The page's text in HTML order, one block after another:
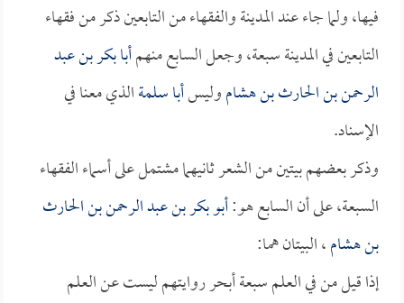
فيها، ولما جاء عند المدينة والفقهاء من التابعين ذكر من فقهاء
التابعين في المدينة سبعة، وجعل السابع منهمأبا بكر بن عبد
الرحمن بن الحارث بن هشاموليسأبا سلمةالذي معنا في
الإسناد.
وذكر بعضهم بيتين من الشعر ثانيهما مشتمل على أسماء الفقهاء
السبعة، على أن السابع هو:أبو بكر بن عبد الرحمن بن الحارث
بن هشام، البيتان هما:
إذا قيل من في العلم سبعة أبحر روايتهم ليست عن العلم